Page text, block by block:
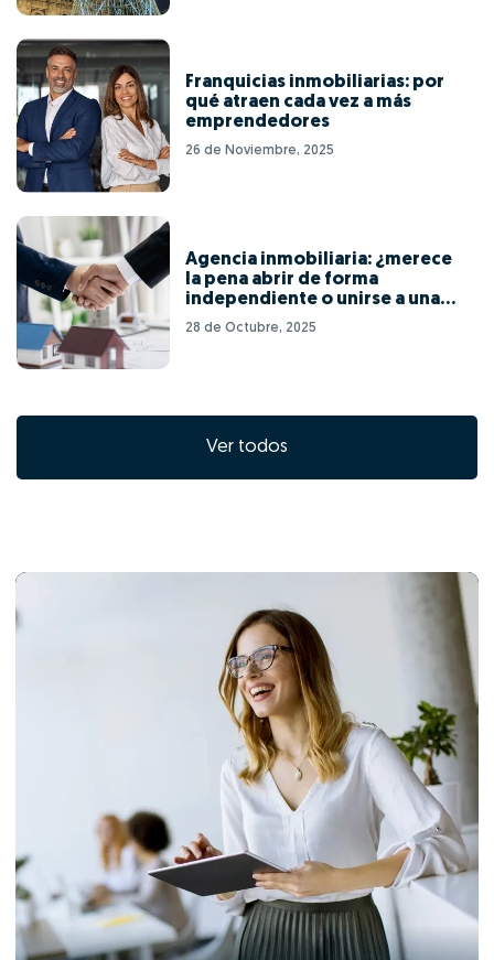
Franquicias inmobiliarias: por
qué atraen cada vez a más
emprendedores
26 de Noviembre, 2025
Agencia inmobiliaria: ¿merece
la pena abrir de forma
independiente o unirse a una
red de franquicias?
28 de Octubre, 2025
Ver todos